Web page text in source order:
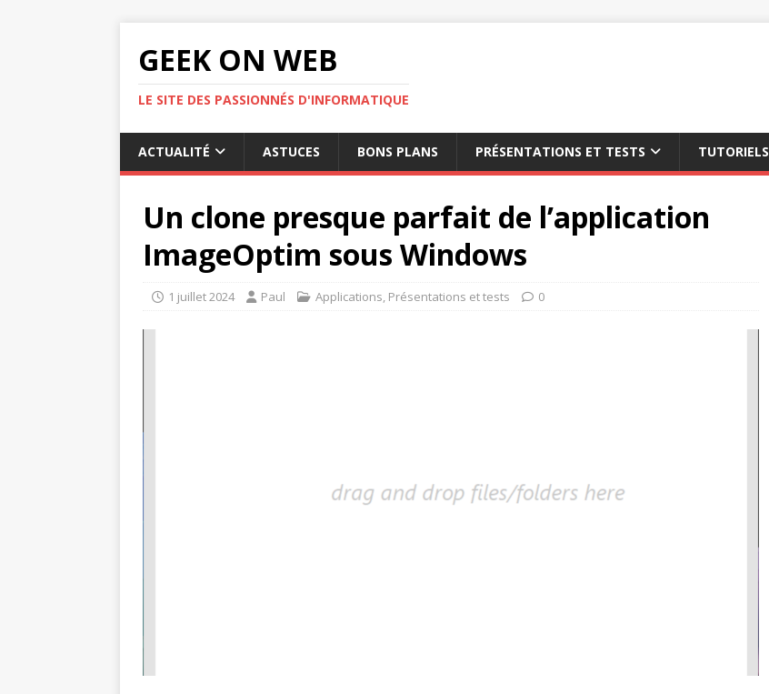
GEEK ON WEB
LE SITE DES PASSIONNÉS D'INFORMATIQUE
ACTUALITÉ ASTUCES BONS PLANS PRÉSENTATIONS ET TESTS TUTORIELS
Un clone presque parfait de l’application
ImageOptim sous Windows
1 juillet 2024 Paul Applications, Présentations et tests 0